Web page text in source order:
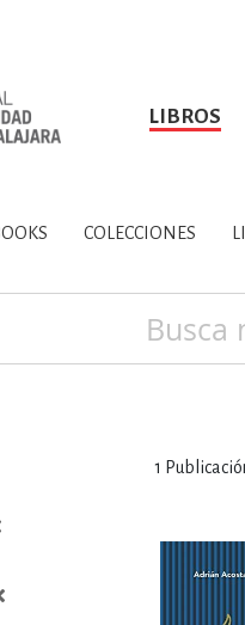
LIBROS
HISTORIA
DE LA
Y
COLECCIONES
1